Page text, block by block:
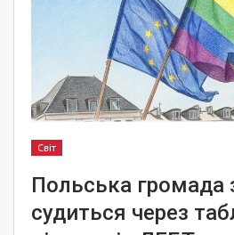
Світ
Польська громада
судиться через